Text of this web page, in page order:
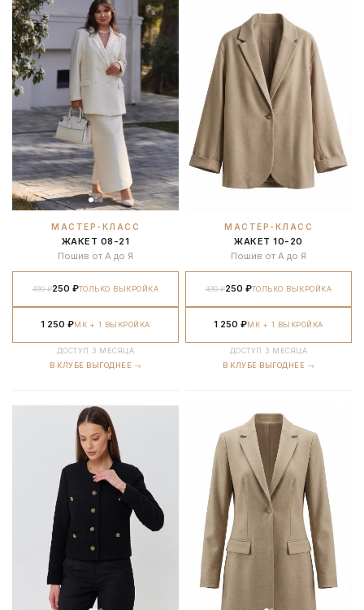
МАСТЕР-КЛАСС
ЖАКЕТ 08-21
Пошив от А до Я
490 ₽250 ₽ТОЛЬКО ВЫКРОЙКА
1 250 ₽МК + 1 ВЫКРОЙКА
ДОСТУП 3 МЕСЯЦА
В КЛУБЕ ВЫГОДНЕЕ →
МАСТЕР-КЛАСС
ЖАКЕТ 10-20
Пошив от А до Я
490 ₽250 ₽ТОЛЬКО ВЫКРОЙКА
1 250 ₽МК + 1 ВЫКРОЙКА
ДОСТУП 3 МЕСЯЦА
В КЛУБЕ ВЫГОДНЕЕ →